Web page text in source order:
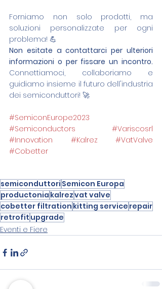
Forniamo non solo prodotti, ma
soluzioni personalizzate per ogni
problema! 💪
Non esitate a contattarci per ulteriori
Connettiamoci, collaboriamo e
guidiamo insieme il futuro dell'industria
dei semiconduttori! 🚀
#SemiconEurope2023
#Semiconductors
#Variscosrl
#Innovation
#Kalrez
#VatValve
#Cobetter
semiconduttori Semicon Europa
productonia kalrezvat valve
cobetter filtration kitting service repair
retrofit upgrade
Eventi e Fiere